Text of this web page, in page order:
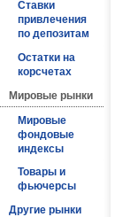
Ставки
привлечения
по депозитам
Остатки на
корсчетах
Мировые рынки
Мировые
фондовые
индексы
Товары и
фьючерсы
Другие рынки